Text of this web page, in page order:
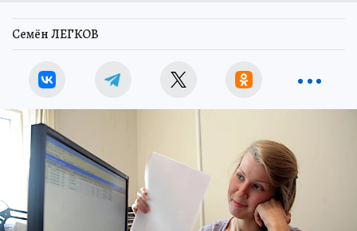
Семён ЛЕГКОВ